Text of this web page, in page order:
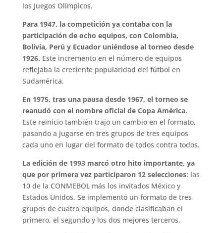
los Juegos Olímpicos.
Para 1947, la competición ya contaba con la
participación de ocho equipos, con Colombia,
Bolivia, Perú y Ecuador uniéndose al torneo desde
1926. Este incremento en el número de equipos
reflejaba la creciente popularidad del fútbol en
Sudamérica.
En 1975, tras una pausa desde 1967, el torneo se
reanudó con el nombre oficial de Copa América.
Este reinicio también trajo un cambio en el formato,
pasando a jugarse en tres grupos de tres equipos
cada uno en lugar del formato de todos contra todos.
La edición de 1993 marcó otro hito importante, ya
que por primera vez participaron 12 selecciones: las
10 de la CONMEBOL más los invitados México y
Estados Unidos. Se implementó un formato de tres
grupos de cuatro equipos, donde clasificaban el
primero, el segundo y los dos mejores terceros.